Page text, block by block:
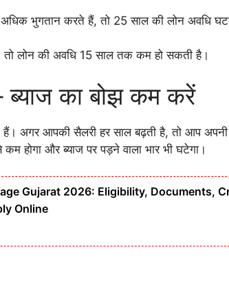
भुगतान करते हैं, तो 25 साल की लोन अवधि
लोन की अवधि 15 साल तक कम हो सकती है।
ब्याज का बोझ कम करें
अगर आपकी सैलरी हर साल बढ़ती है, तो आप
और ब्याज पर पड़ने वाला भार भी घटेगा।
Gujarat 2026: Eligibility, Documents,
Online